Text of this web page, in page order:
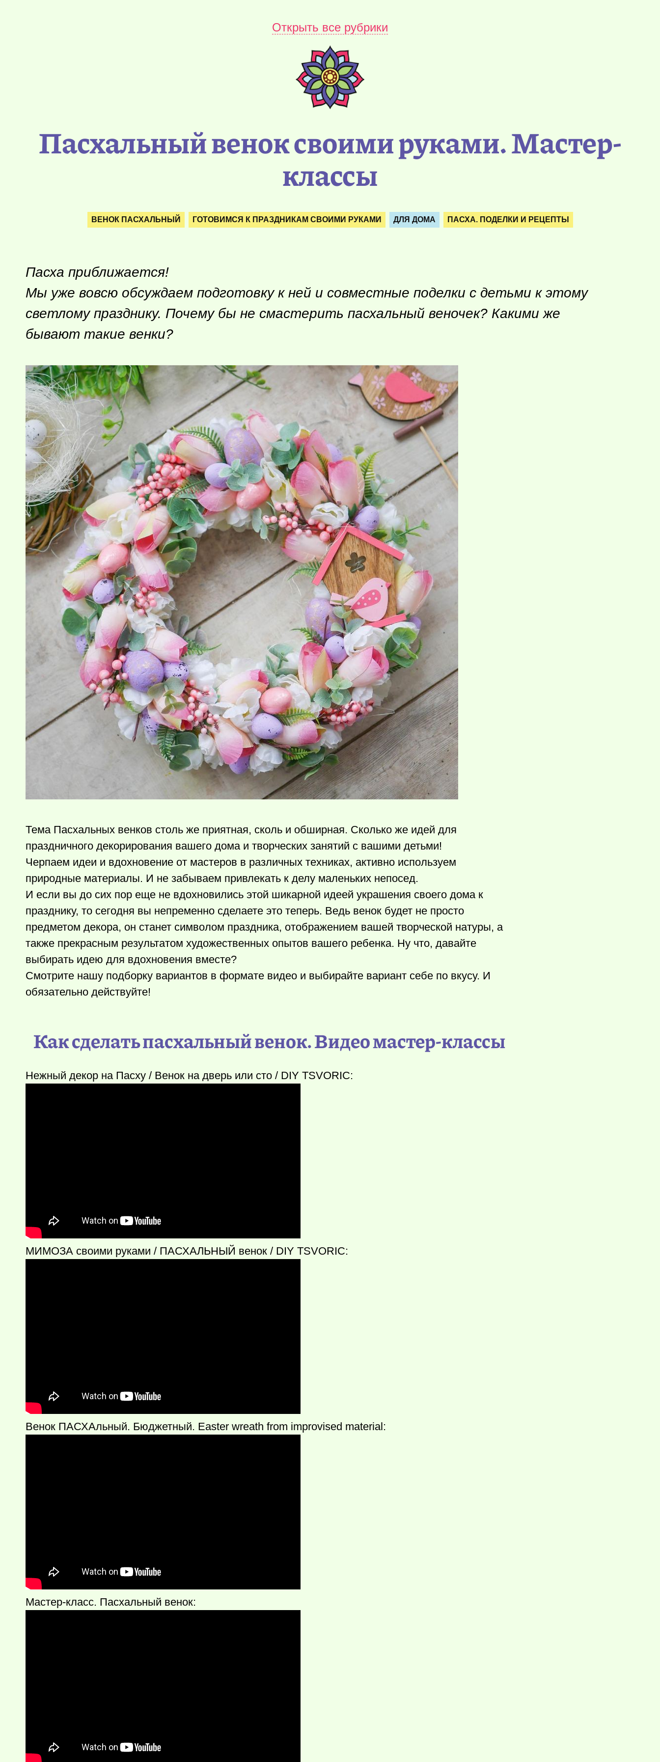
Открыть все рубрики
Пасхальный венок своими руками. Мастер-
классы
ВЕНОК ПАСХАЛЬНЫЙ ГОТОВИМСЯ К ПРАЗДНИКАМ СВОИМИ РУКАМИ ДЛЯ ДОМА ПАСХА. ПОДЕЛКИ И РЕЦЕПТЫ
Пасха приближается!
Мы уже вовсю обсуждаем подготовку к ней и совместные поделки с детьми к этому
светлому празднику. Почему бы не смастерить пасхальный веночек? Какими же
бывают такие венки?
Тема Пасхальных венков столь же приятная, сколь и обширная. Сколько же идей для
праздничного декорирования вашего дома и творческих занятий с вашими детьми!
Черпаем идеи и вдохновение от мастеров в различных техниках, активно используем
природные материалы. И не забываем привлекать к делу маленьких непосед.
И если вы до сих пор еще не вдохновились этой шикарной идеей украшения своего дома к
празднику, то сегодня вы непременно сделаете это теперь. Ведь венок будет не просто
предметом декора, он станет символом праздника, отображением вашей творческой натуры, а
также прекрасным результатом художественных опытов вашего ребенка. Ну что, давайте
выбирать идею для вдохновения вместе?
Смотрите нашу подборку вариантов в формате видео и выбирайте вариант себе по вкусу. И
обязательно действуйте!
Как сделать пасхальный венок. Видео мастер-классы
Нежный декор на Пасху / Венок на дверь или сто / DIY TSVORIC:
МИМОЗА своими руками / ПАСХАЛЬНЫЙ венок / DIY TSVORIC:
Венок ПАСХАльный. Бюджетный. Easter wreath from improvised material:
Мастер-класс. Пасхальный венок: